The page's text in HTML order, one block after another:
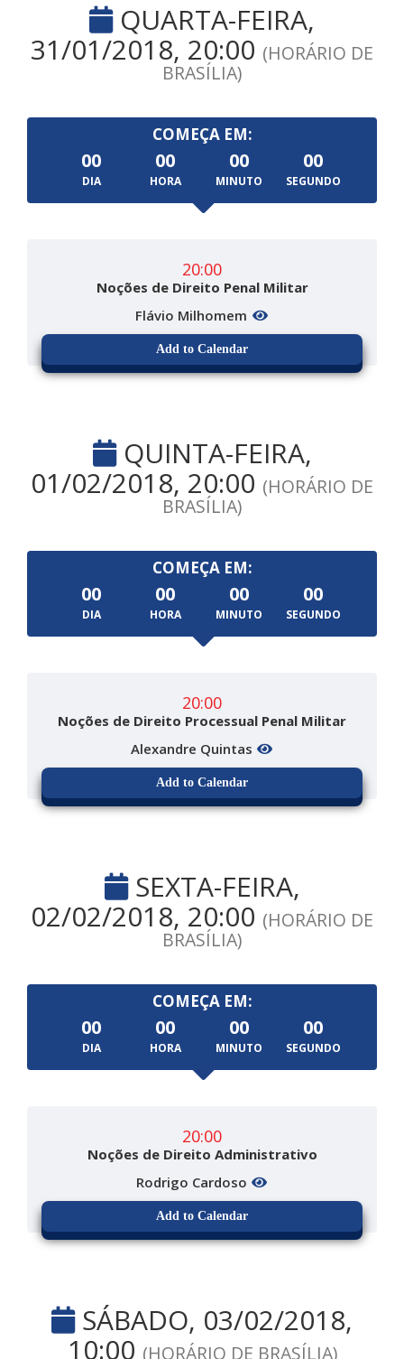
QUARTA-FEIRA,
31/01/2018, 20:00 (HORÁRIO DE
BRASÍLIA)
COMEÇA EM:
00
DIA
00
HORA
00
MINUTO
00
SEGUNDO
20:00
Noções de Direito Penal Militar
Flávio Milhomem
Add to Calendar
QUINTA-FEIRA,
01/02/2018, 20:00 (HORÁRIO DE
BRASÍLIA)
COMEÇA EM:
00
DIA
00
HORA
00
MINUTO
00
SEGUNDO
20:00
Noções de Direito Processual Penal Militar
Alexandre Quintas
Add to Calendar
SEXTA-FEIRA,
02/02/2018, 20:00 (HORÁRIO DE
BRASÍLIA)
COMEÇA EM:
00
DIA
00
HORA
00
MINUTO
00
SEGUNDO
20:00
Noções de Direito Administrativo
Rodrigo Cardoso
Add to Calendar
SÁBADO, 03/02/2018,
10:00 (HORÁRIO DE BRASÍLIA)